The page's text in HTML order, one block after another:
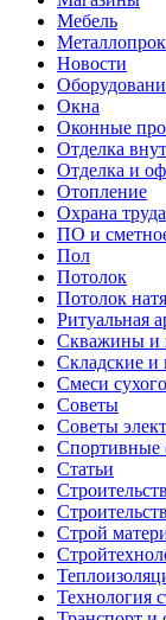
Мебель
Новости
Окна
Оконные
Отделка
Отделка и
Отопление
Охрана труда
ПО и
Пол
Потолок
Потолок
Ритуальная
Скважины и
Складские и
Смеси
Советы
Советы
Спортивные
Статьи
Строй
Технология